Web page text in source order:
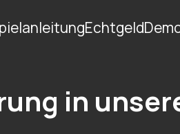
Echtgeld
in